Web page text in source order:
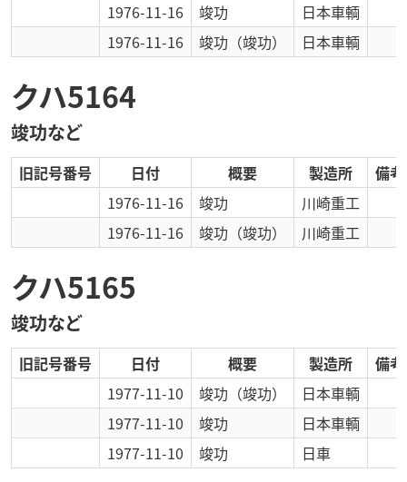
1976-11-16
竣功
日本車輌
1976-11-16
竣功 （竣功） 日本車輌
クハ5164
竣功など
旧記号番号 日付 概要 製造所
備
1976-11-16
竣功
川崎重工
1976-11-16
竣功 （竣功） 川崎重工
クハ5165
竣功など
旧記号番号 日付 概要 製造所
備
1977-11-10
竣功 （竣功）
日本車輌
1977-11-10
竣功
日本車輌
1977-11-10
竣功 日車